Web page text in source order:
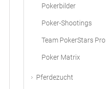
Pokerbilder
Poker-Shootings
Team PokerStars Pro
Poker Matrix
Pferdezucht